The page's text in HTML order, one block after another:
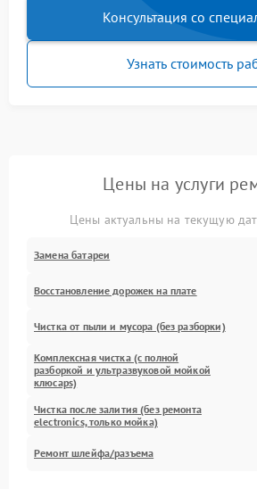
Консультация со
Узнать стоимость
Цены на услуги
Цены актуальны на текущую
Замена батареи
Восстановление дорожек на плате
Чистка от пыли и мусора (без разборки)
Комплексная чистка (с полной
разборкой и ультразвуковой мойкой
клюcaps)
Чистка после залития (без ремонта
electronics, только мойка)
Ремонт шлейфа/разъема